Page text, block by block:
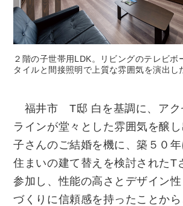
２階の子世帯用LDK。リビングのテレビボ
タイルと間接照明で上質な雰囲気を演出し
福井市 T邸 白を基調に、ア
ラインが堂々とした雰囲気を醸
子さんのご結婚を機に、築５０
住まいの建て替えを検討されたT
参加し、性能の高さとデザイン
づくりに信頼感を持ったことか